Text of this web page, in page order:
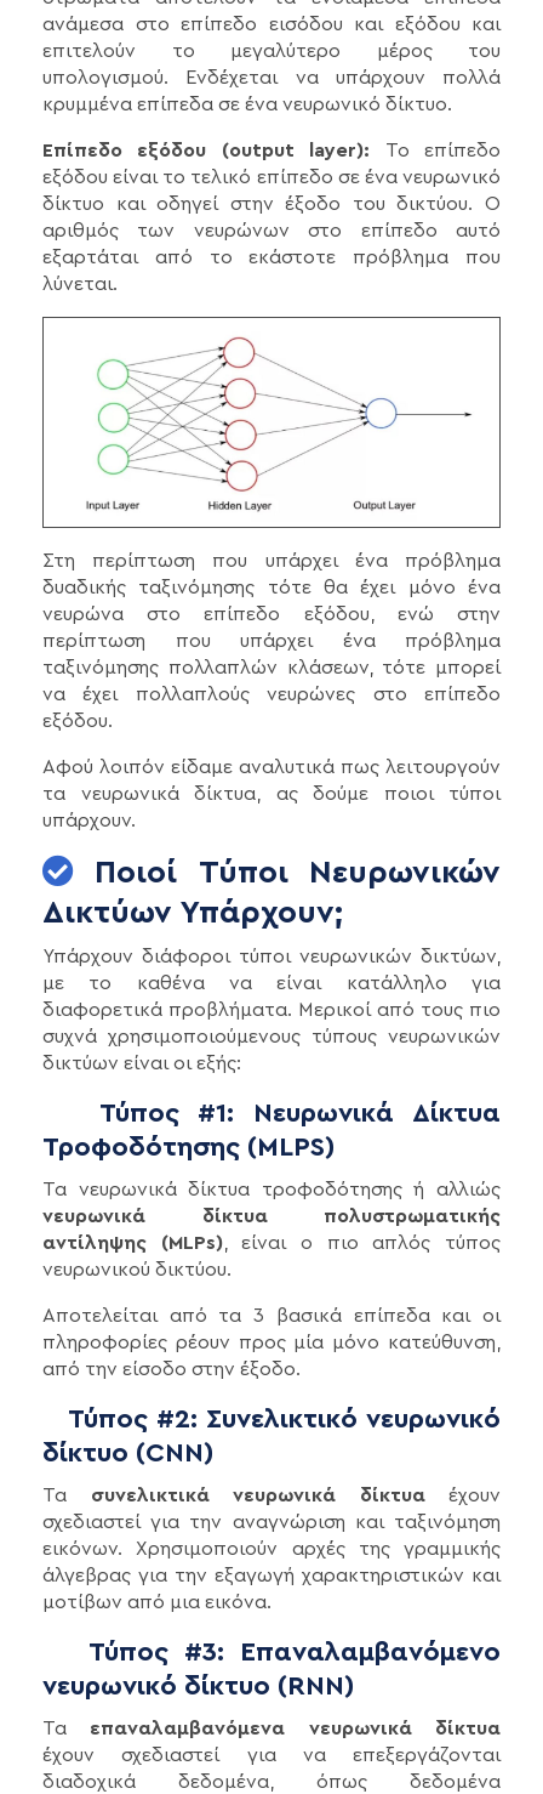
ανάμεσα στο επίπεδο εισόδου και εξόδου και
επιτελούν το μεγαλύτερο μέρος του
υπολογισμού. Ενδέχεται να υπάρχουν πολλά
κρυμμένα επίπεδα σε ένα νευρωνικό δίκτυο.
Επίπεδο εξόδου (output layer): Το επίπεδο
εξόδου είναι το τελικό επίπεδο σε ένα νευρωνικό
δίκτυο και οδηγεί στην έξοδο του δικτύου. Ο
αριθμός των νευρώνων στο επίπεδο αυτό
εξαρτάται από το εκάστοτε πρόβλημα που
λύνεται.
Στη περίπτωση που υπάρχει ένα πρόβλημα
δυαδικής ταξινόμησης τότε θα έχει μόνο ένα
νευρώνα στο επίπεδο εξόδου, ενώ στην
περίπτωση που υπάρχει ένα πρόβλημα
ταξινόμησης πολλαπλών κλάσεων, τότε μπορεί
να έχει πολλαπλούς νευρώνες στο επίπεδο
εξόδου.
Αφού λοιπόν είδαμε αναλυτικά πως λειτουργούν
τα νευρωνικά δίκτυα, ας δούμε ποιοι τύποι
υπάρχουν.
Ποιοί Τύποι Νευρωνικών
Δικτύων Υπάρχουν;
Υπάρχουν διάφοροι τύποι νευρωνικών δικτύων,
με το καθένα να είναι κατάλληλο για
διαφορετικά προβλήματα. Μερικοί από τους πιο
συχνά χρησιμοποιούμενους τύπους νευρωνικών
δικτύων είναι οι εξής:
Τύπος #1: Νευρωνικά Δίκτυα
Τροφοδότησης (MLPS)
Τα νευρωνικά δίκτυα τροφοδότησης ή αλλιώς
νευρωνικά δίκτυα πολυστρωματικής
αντίληψης (MLPs), είναι ο πιο απλός τύπος
νευρωνικού δικτύου.
Αποτελείται από τα 3 βασικά επίπεδα και οι
πληροφορίες ρέουν προς μία μόνο κατεύθυνση,
από την είσοδο στην έξοδο.
Τύπος #2: Συνελικτικό νευρωνικό
δίκτυο (CNN)
Τα συνελικτικά νευρωνικά δίκτυαέχουν
σχεδιαστεί για την αναγνώριση και ταξινόμηση
εικόνων. Χρησιμοποιούν αρχές της γραμμικής
άλγεβρας για την εξαγωγή χαρακτηριστικών και
μοτίβων από μια εικόνα.
Τύπος #3: Επαναλαμβανόμενο
νευρωνικό δίκτυο (RNN)
Τα επαναλαμβανόμενα νευρωνικά δίκτυα
έχουν σχεδιαστεί για να επεξεργάζονται
διαδοχικά δεδομένα, όπως δεδομένα